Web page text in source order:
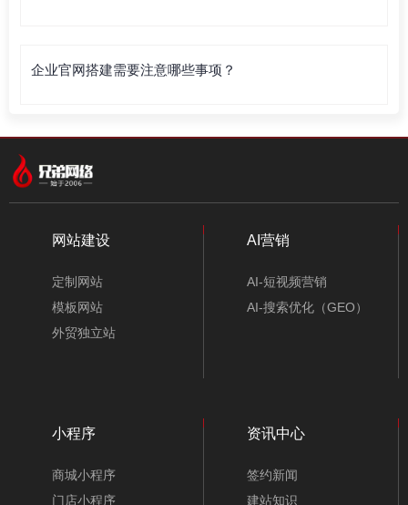
企业官网搭建需要注意哪些事项？
网站建设
定制网站
模板网站
外贸独立站
AI营销
AI-短视频营销
AI-搜索优化（GEO）
小程序
商城小程序
门店小程序
资讯中心
签约新闻
建站知识